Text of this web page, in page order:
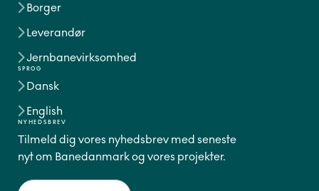
Borger
Leverandør
Jernbanevirksomhed
SPROG
Dansk
English
NYHEDSBREV
Tilmeld dig vores nyhedsbrev med seneste
nyt om Banedanmark og vores projekter.